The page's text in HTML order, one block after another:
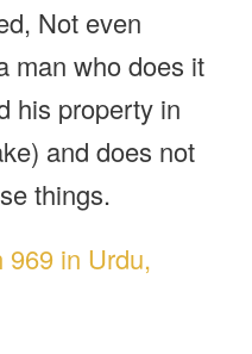
Not even
man who does it
his property in
and does not
things.
969 in Urdu,